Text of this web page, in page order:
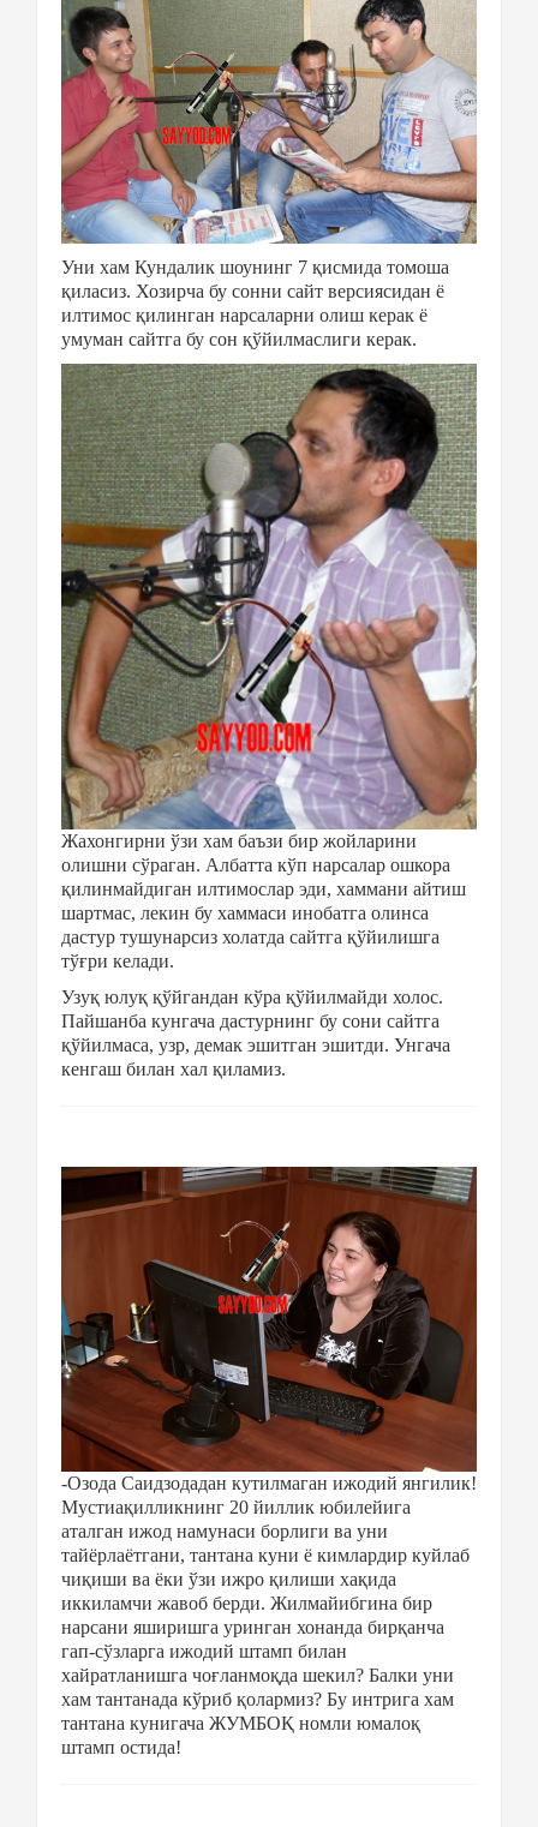
Уни хам Кундалик шоунинг 7 қисмида томоша
қиласиз. Хозирча бу сонни сайт версиясидан ё
илтимос қилинган нарсаларни олиш керак ё
умуман сайтга бу сон қўйилмаслиги керак.
Жахонгирни ўзи хам баъзи бир жойларини
олишни сўраган. Албатта кўп нарсалар ошкора
қилинмайдиган илтимослар эди, хаммани айтиш
шартмас, лекин бу хаммаси инобатга олинса
дастур тушунарсиз холатда сайтга қўйилишга
тўғри келади.
Узуқ юлуқ қўйгандан кўра қўйилмайди холос.
Пайшанба кунгача дастурнинг бу сони сайтга
қўйилмаса, узр, демак эшитган эшитди. Унгача
кенгаш билан хал қиламиз.
-Озода Саидзодадан кутилмаган ижодий янгилик!
Мустиақилликнинг 20 йиллик юбилейига
аталган ижод намунаси борлиги ва уни
тайёрлаётгани, тантана куни ё кимлардир куйлаб
чиқиши ва ёки ўзи ижро қилиши хақида
иккиламчи жавоб берди. Жилмайибгина бир
нарсани яширишга уринган хонанда бирқанча
гап-сўзларга ижодий штамп билан
хайратланишга чоғланмоқда шекил? Балки уни
хам тантанада кўриб қолармиз? Бу интрига хам
тантана кунигача ЖУМБОҚ номли юмалоқ
штамп остида!